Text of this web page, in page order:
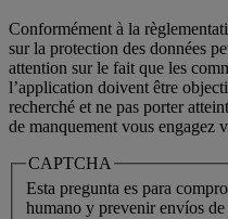
Conformément à la
sur la protection des données
attention sur le fait que les
l’application doivent être
recherché et ne pas porter
de manquement vous engagez
CAPTCHA
Esta pregunta es para
humano y prevenir envíos